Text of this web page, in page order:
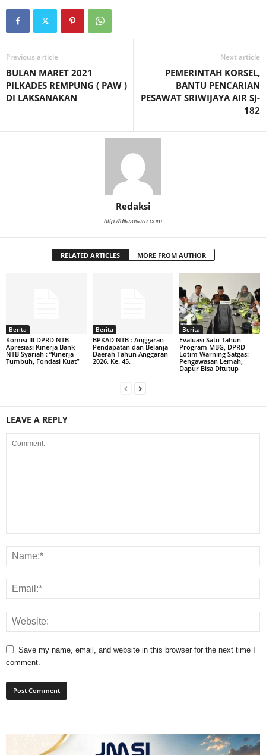
Previous article
BULAN MARET 2021
PILKADES REMPUNG ( PAW )
DI LAKSANAKAN
Next article
PEMERINTAH KORSEL,
BANTU PENCARIAN
PESAWAT SRIWIJAYA AIR SJ-
182
Redaksi
http://ditaswara.com
RELATED ARTICLES MORE FROM AUTHOR
Berita
Komisi III DPRD NTB
Apresiasi Kinerja Bank
NTB Syariah : “Kinerja
Tumbuh, Fondasi Kuat”
Berita
BPKAD NTB : Anggaran
Pendapatan dan Belanja
Daerah Tahun Anggaran
2026. Ke. 45.
Berita
Evaluasi Satu Tahun
Program MBG, DPRD
Lotim Warning Satgas:
Pengawasan Lemah,
Dapur Bisa Ditutup
LEAVE A REPLY
Save my name, email, and website in this browser for the next time I
comment.